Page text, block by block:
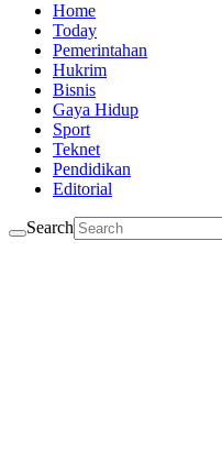
Home
Today
Pemerintahan
Hukrim
Bisnis
Gaya Hidup
Sport
Teknet
Pendidikan
Editorial
Search